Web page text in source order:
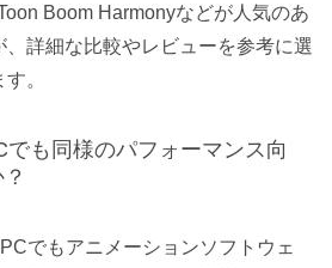
Boom Harmonyなどが人気のあ
、詳細な比較やレビューを参考に選
。
も同様のパフォーマンス向
でもアニメーションソフトウェ